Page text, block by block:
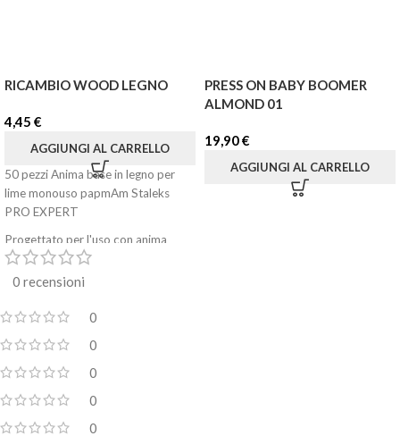
RICAMBIO WOOD LEGNO
4,45 €
AGGIUNGI AL CARRELLO
50 pezzi Anima base in legno per
lime monouso papmAm Staleks
PRO EXPERT
Progettato per l'uso con anima
base rigida per attaccare le lime
abrasive monouso papmAm a
Realizzato in materiale ecologico:
legno di betulla
Leggero (2,9 g), comodo da
PRESS ON BABY BOOMER
ALMOND 01
19,90€
AGGIUNGI AL CARRELLO
0 recensioni
0
0
0
0
0